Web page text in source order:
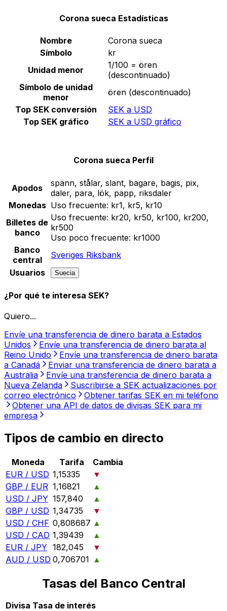
Corona sueca Estadísticas
Nombre
Corona sueca
Símbolo
kr
Unidad menor
1/100 = ören
(descontinuado)
Símbolo de unidad
menor
ören (descontinuado)
Top SEK conversión
SEK a USD
Top SEK gráfico
SEK a USD gráfico
Corona sueca Perfil
Apodos
spänn, stålar, slant, bagare, bagis, pix,
daler, para, lök, papp, riksdaler
Monedas Uso frecuente: kr1, kr5, kr10
Billetes de
banco
Uso frecuente: kr20, kr50, kr100, kr200,
kr500
Uso poco frecuente: kr1000
Banco
central
Sveriges Riksbank
Usuarios
Suecia
¿Por qué te interesa SEK?
Quiero...
Envíe una transferencia de dinero barata a Estados
Unidos
Envíe una transferencia de dinero barata al
Reino Unido
Envíe una transferencia de dinero barata
a Canadá
Enviar una transferencia de dinero barata a
Australia
Envíe una transferencia de dinero barata a
Nueva Zelanda
Suscribirse a SEK actualizaciones por
correo electrónico
Obtener tarifas SEK en mi teléfono
Obtener una API de datos de divisas SEK para mi
empresa
Tipos de cambio en directo
Moneda Tarifa
Cambia
EUR / USD 1,15335
▼
GBP / EUR 1,16821
▲
USD / JPY 157,840
▲
GBP / USD 1,34735
▼
USD / CHF 0,808687 ▲
USD / CAD 1,39439
▲
EUR / JPY 182,045
▼
AUD / USD 0,706701 ▲
Tasas del Banco Central
Divisa Tasa de interés